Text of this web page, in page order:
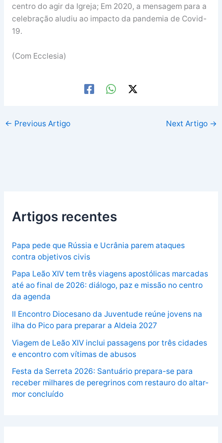
centro do agir da Igreja; Em 2020, a mensagem para a
celebração aludiu ao impacto da pandemia de Covid-
19.
(Com Ecclesia)
← Previous Artigo Next Artigo →
Artigos recentes
Papa pede que Rússia e Ucrânia parem ataques
contra objetivos civis
Papa Leão XIV tem três viagens apostólicas marcadas
até ao final de 2026: diálogo, paz e missão no centro
da agenda
II Encontro Diocesano da Juventude reúne jovens na
ilha do Pico para preparar a Aldeia 2027
Viagem de Leão XIV inclui passagens por três cidades
e encontro com vítimas de abusos
Festa da Serreta 2026: Santuário prepara-se para
receber milhares de peregrinos com restauro do altar-
mor concluído